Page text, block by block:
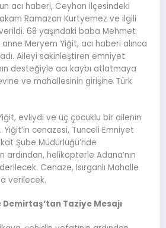
acı haberi, Ceyhan ilçesindeki
Ramazan Kurtyemez ve ilgili
68 yaşındaki baba Mehmet
Meryem Yiğit, acı haberi alınca
Aileyi sakinleştiren emniyet
desteğiyle acı kaybı atlatmaya
ve mahallesinin girişine Türk
evliydi ve üç çocuklu bir ailenin
Yiğit’in cenazesi, Tunceli Emniyet
Şube Müdürlüğü’nde
helikopterle Adana’nın
Cenaze, Isırganlı Mahalle
verilecek.
Taziye Mesajı